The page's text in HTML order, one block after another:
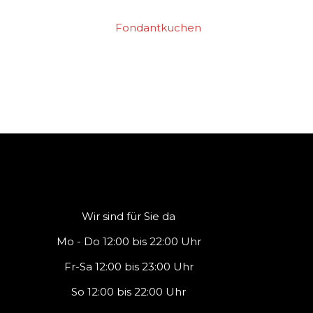
Fondantkuchen
Wir sind für Sie da
Mo - Do 12:00 bis 22:00 Uhr
Fr-Sa 12:00 bis 23:00 Uhr
So 12:00 bis 22:00 Uhr